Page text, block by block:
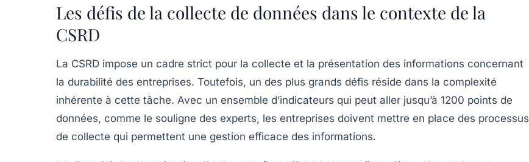
Les défis de la collecte de données dans le contexte de la
CSRD
La CSRD impose un cadre strict pour la collecte et la présentation des informations concernant
la durabilité des entreprises. Toutefois, un des plus grands défis réside dans la complexité
inhérente à cette tâche. Avec un ensemble d’indicateurs qui peut aller jusqu’à 1200 points de
données, comme le souligne des experts, les entreprises doivent mettre en place des processus
de collecte qui permettent une gestion efficace des informations.